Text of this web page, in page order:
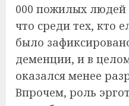
000 пожилых людей
что среди тех, кто
было
деменции, и в
оказался менее
Впрочем, роль